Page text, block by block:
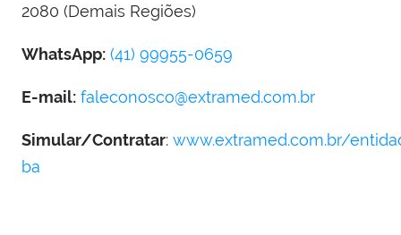
2080 (Demais Regiões)
WhatsApp: (41) 99955-0659
E-mail: faleconosco@extramed.com.br
Simular/Contratar: www.extramed.com.br/
ba